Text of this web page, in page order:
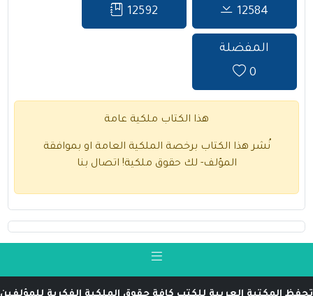
12584
12592
المفضلة
0
هذا الكتاب ملكية عامة
نُشر هذا الكتاب برخصة الملكية العامة او بموافقة
المؤلف- لك حقوق ملكية! اتصال بنا